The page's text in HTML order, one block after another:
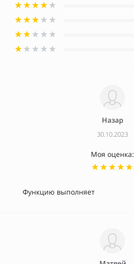
Назар
30.10.2023
Моя оценка:
Функцию выполняет